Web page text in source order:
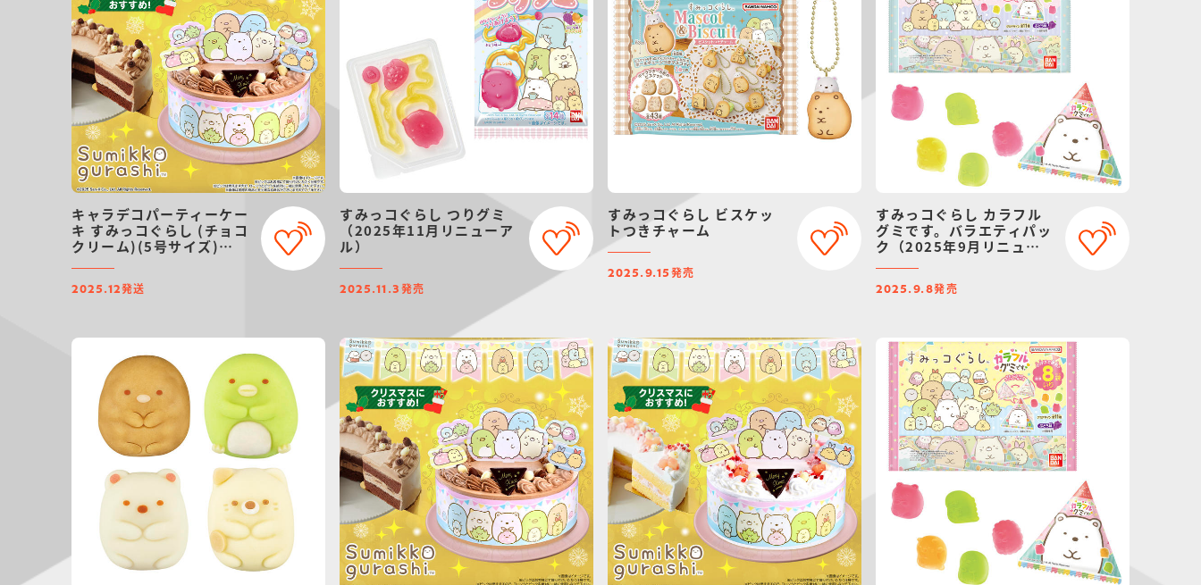
キャラデコパーティーケー
キ すみっコぐらし (チョコ
クリーム)(5号サイズ)
スマス予約】
2025.12発送
すみっコぐらし つりグミ
（2025年11月リニューア
ル）
2025.11.3 発売
すみっコぐらし ビスケッ
トつきチャーム
2025.9.15 発売
すみっコぐらし カラフル
グミです。バラエティパッ
ク（2025年9月リニュー
2025.9.8発売